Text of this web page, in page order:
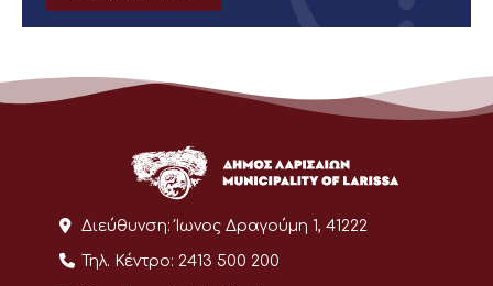
Διεύθυνση: Ίωνος Δραγούμη 1, 41222
Τηλ. Κέντρο: 2413 500 200